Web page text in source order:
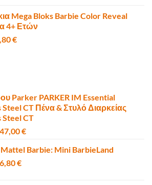
€.
είναι:
6,80 €.
Mega Bloks Barbie Color Reveal
4+ Ετών
€Η
Parker PARKER IM Essential
Steel CT Πένα & Στυλό Διαρκείας
Steel CT
Original
50,00 €.
47,00€Η
τιμή
Barbie: Mini BarbieLand
Original
6,80€Η